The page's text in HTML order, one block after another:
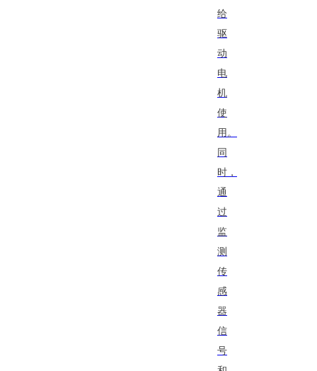
给
驱
动
电
机
使
用。
同
时，
通
过
监
测
传
感
器
信
号